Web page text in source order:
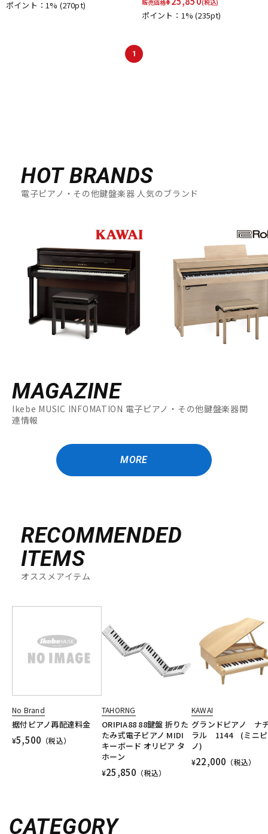
ポイント：1% (270pt) 販売価格 (税込)
ポイント：1%(235pt)
1
HOT BRANDS
電子ピアノ・その他鍵盤楽器 人気のブランド
MAGAZINE
Ikebe MUSIC INFOMATION 電子ピアノ・その他鍵盤楽器関
連情報
MORE
RECOMMENDED
ITEMS
オススメアイテム
No Brand
据付ピアノ再配達料金
¥5,500 （税込）
TAHORNG
ORIPIA88 88鍵盤 折りた
たみ式電子ピアノ MIDI
キーボード オリピア タ
ホーン
¥25,850 （税込）
KAWAI
グランドピアノ ナ
ラル 1144 (ミニ
ノ)
¥22,000 （税込）
CATEGORY